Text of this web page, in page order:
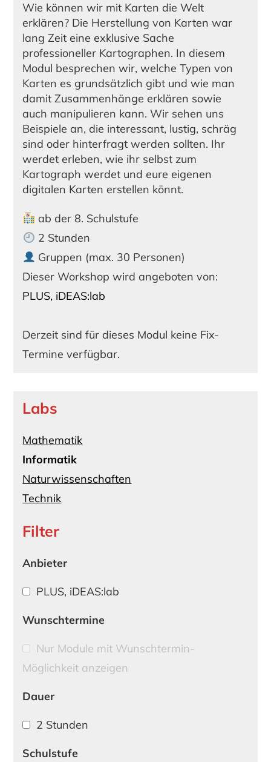
Wie können wir mit Karten die Welt
erklären? Die Herstellung von Karten war
lang Zeit eine exklusive Sache
professioneller Kartographen. In diesem
Modul besprechen wir, welche Typen von
Karten es grundsätzlich gibt und wie man
damit Zusammenhänge erklären sowie
auch manipulieren kann. Wir sehen uns
Beispiele an, die interessant, lustig, schräg
sind oder hinterfragt werden sollten. Ihr
werdet erleben, wie ihr selbst zum
Kartograph werdet und eure eigenen
digitalen Karten erstellen könnt.
ab der 8. Schulstufe
2 Stunden
Gruppen (max. 30 Personen)
Dieser Workshop wird angeboten von:
PLUS, iDEAS:lab
Derzeit sind für dieses Modul keine Fix-
Termine verfügbar.
Labs
Mathematik
Informatik
Naturwissenschaften
Technik
Filter
Anbieter
PLUS, iDEAS:lab
Wunschtermine
Nur Module mit Wunschtermin-
Möglichkeit anzeigen
Dauer
2 Stunden
Schulstufe